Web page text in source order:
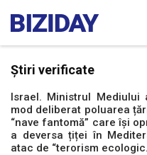
Știri verificate
Israel. Ministrul
mod deliberat poluarea
“nave fantomă” care își
a deversa țiței în
atac de “terorism